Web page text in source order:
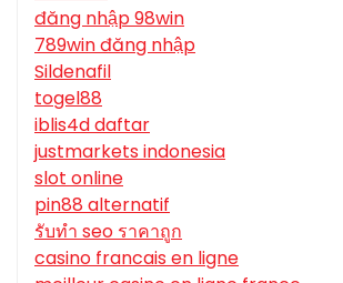
đăng nhập 98win
789win đăng nhập
Sildenafil
togel88
iblis4d daftar
justmarkets indonesia
slot online
pin88 alternatif
รับทํา seo ราคาถูก
casino francais en ligne